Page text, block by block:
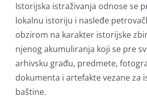
Istorijska istraživanja odnose se
lokalnu istoriju i nasleđe
obzirom na karakter istorijske
njenog akumuliranja koji se pre
arhivsku građu, predmete,
dokumenta i artefakte vezane za
baštine.